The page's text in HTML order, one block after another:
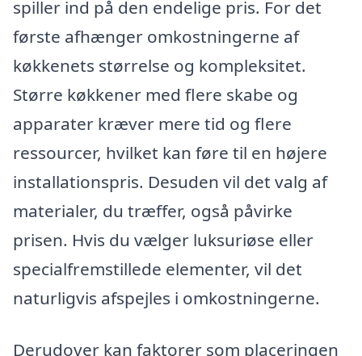
spiller ind på den endelige pris. For det
første afhænger omkostningerne af
køkkenets størrelse og kompleksitet.
Større køkkener med flere skabe og
apparater kræver mere tid og flere
ressourcer, hvilket kan føre til en højere
installationspris. Desuden vil det valg af
materialer, du træffer, også påvirke
prisen. Hvis du vælger luksuriøse eller
specialfremstillede elementer, vil det
naturligvis afspejles i omkostningerne.
Derudover kan faktorer som placeringen